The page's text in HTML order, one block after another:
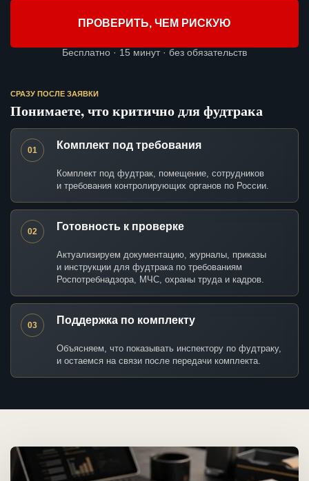
ПРОВЕРИТЬ, ЧЕМ РИСКУЮ
Бесплатно · 15 минут · без обязательств
СРАЗУ ПОСЛЕ ЗАЯВКИ
Понимаете, что критично для фудтрака
01 Комплект под требования
Комплект под фудтрак, помещение, сотрудников
и требования контролирующих органов по России.
02 Готовность к проверке
Актуализируем документацию, журналы, приказы
и инструкции для фудтрака по требованиям
Роспотребнадзора, МЧС, охраны труда и кадров.
03 Поддержка по комплекту
Объясняем, что показывать инспектору по фудтраку,
и остаемся на связи после передачи комплекта.